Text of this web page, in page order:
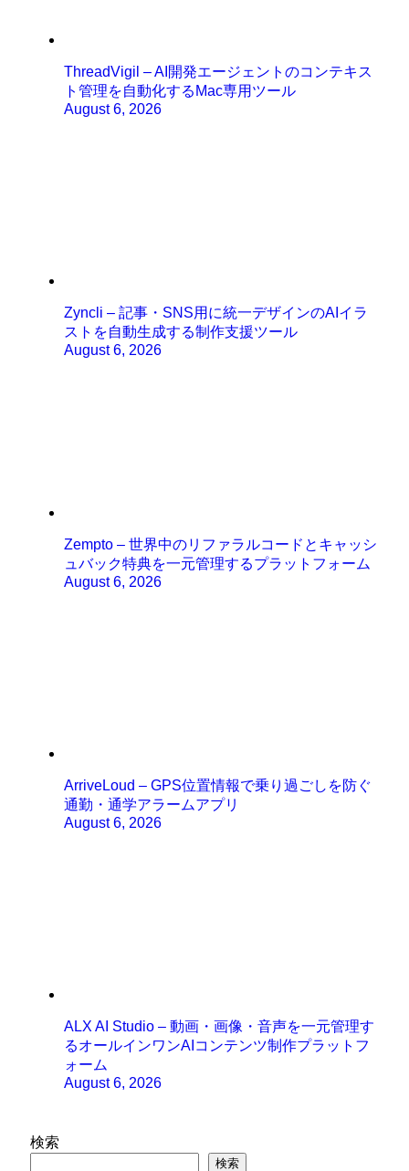
ThreadVigil – AI開発エージェントのコンテキス
ト管理を自動化するMac専用ツール
August 6, 2026
Zyncli – 記事・SNS用に統一デザインのAIイラ
ストを自動生成する制作支援ツール
August 6, 2026
Zempto – 世界中のリファラルコードとキャッシ
ュバック特典を一元管理するプラットフォーム
August 6, 2026
ArriveLoud – GPS位置情報で乗り過ごしを防ぐ
通勤・通学アラームアプリ
August 6, 2026
ALX AI Studio – 動画・画像・音声を一元管理す
るオールインワンAIコンテンツ制作プラットフ
ォーム
August 6, 2026
検索
検索